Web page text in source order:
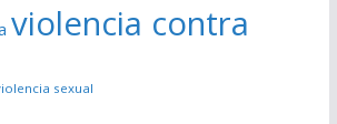
violencia contra
sexual